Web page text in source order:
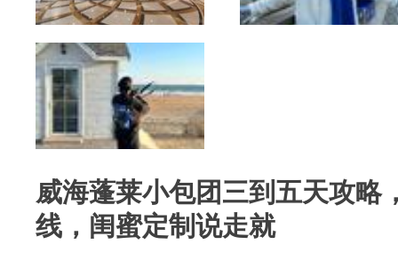
威海蓬莱小包团三到五天攻略
线，闺蜜定制说走就